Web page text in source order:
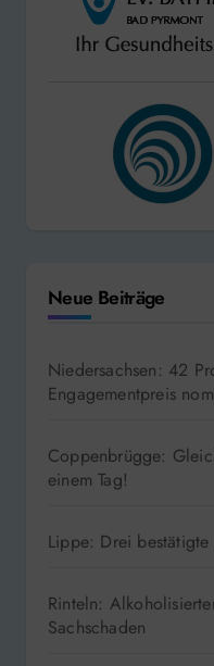
Neue Beiträge
Niedersachsen: 42
Engagementpreis
Coppenbrügge:
einem Tag!
Lippe: Drei
Rinteln:
Sachschaden